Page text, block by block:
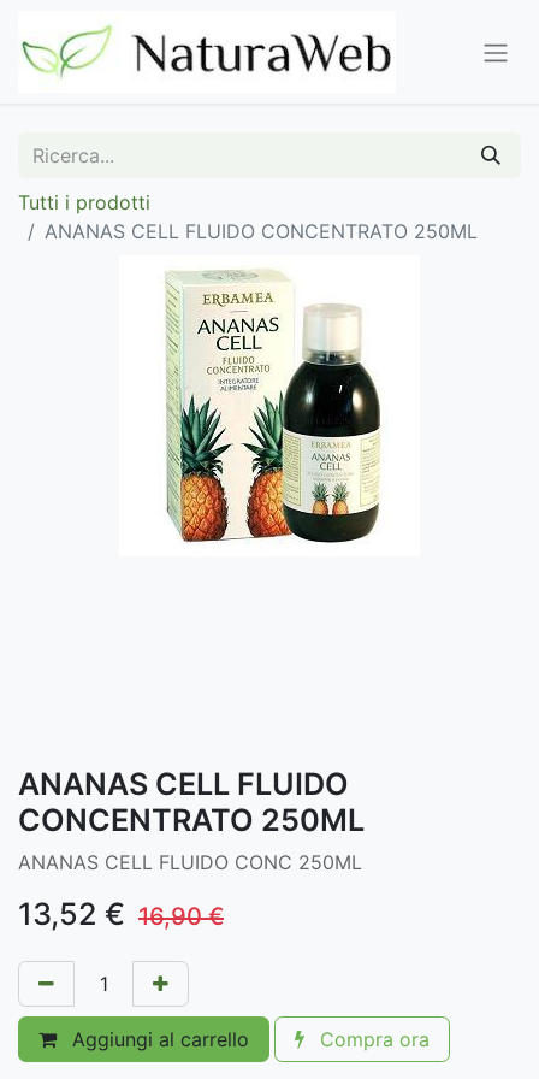
Tutti i prodotti
ANANAS CELL FLUIDO CONCENTRATO 250ML
ANANAS CELL FLUIDO
CONCENTRATO 250ML
ANANAS CELL FLUIDO CONC 250ML
13,52 € 16,90€
Aggiungi al carrello Compra ora